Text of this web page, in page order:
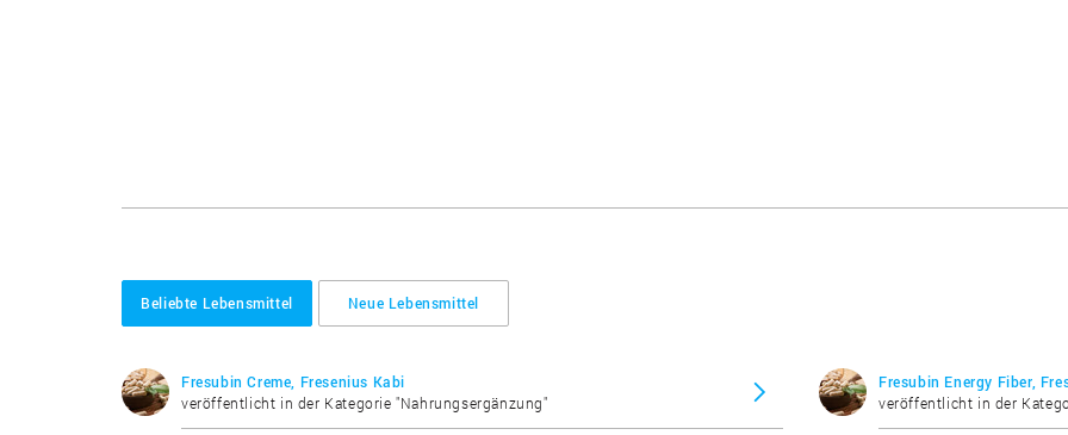
Beliebte Lebensmittel Neue Lebensmittel
Fresubin Creme, Fresenius Kabi
veröffentlicht in der Kategorie "Nahrungsergänzung"
Fresubin Energy Fiber,
veröffentlicht in der